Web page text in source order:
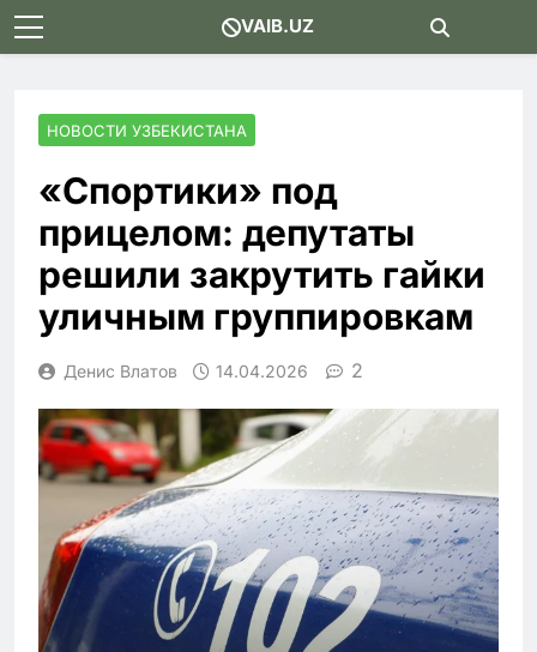
Skip
to
VAIB.UZ
НОВОСТИ УЗБЕКИСТАНА
«Спортики» под
прицелом: депутаты
решили закрутить гайки
уличным группировкам
Денис Влатов 14.04.2026 2